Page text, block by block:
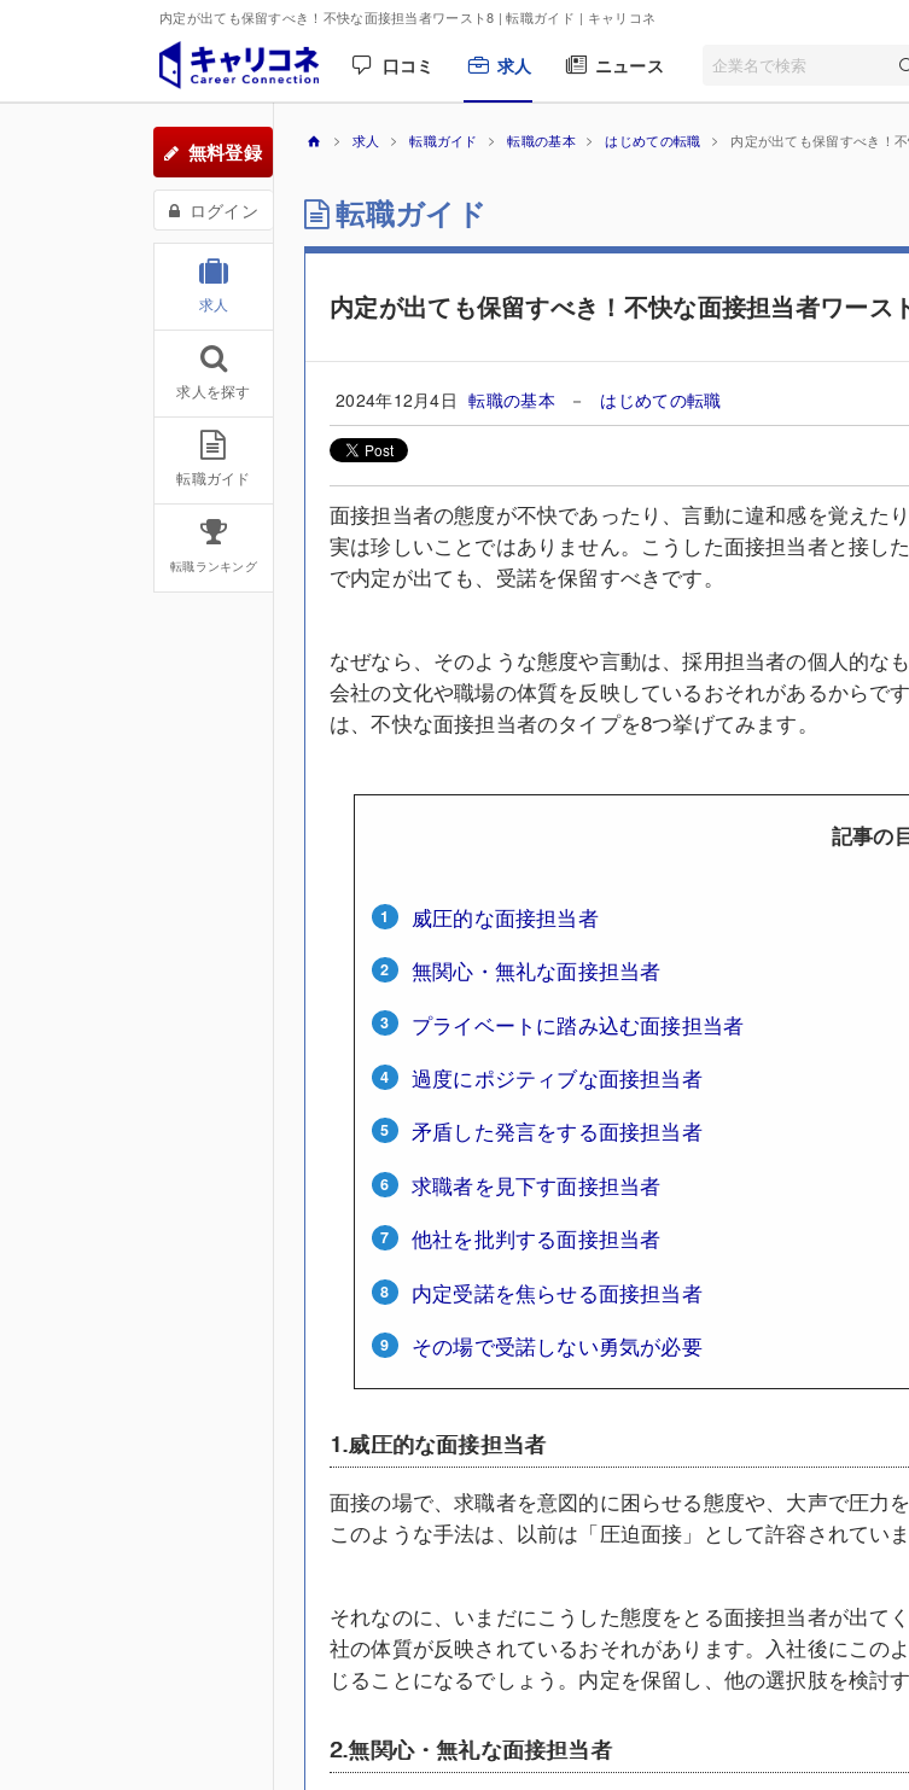
内定が出ても保留すべき！不快な面接担当者ワースト8 | 転職ガイド | キャリコネ
口コミ 求人 ニュース
無料登録
ログイン
求人
求人を探す
転職ガイド
転職ランキング
求人 転職ガイド 転職の基本 はじめての転職 内定が出ても保留すべき！
転職ガイド
内定が出ても保留すべき！不快な面接担当者ワース
2024年12月4日 転職の基本 － はじめての転職
面接担当者の態度が不快であったり、言動に違和感を覚えたり
実は珍しいことではありません。こうした面接担当者と接し
で内定が出ても、受諾を保留すべきです。
なぜなら、そのような態度や言動は、採用担当者の個人的なも
会社の文化や職場の体質を反映しているおそれがあるからで
は、不快な面接担当者のタイプを8つ挙げてみます。
記事の
威圧的な面接担当者
無関心・無礼な面接担当者
プライベートに踏み込む面接担当者
過度にポジティブな面接担当者
矛盾した発言をする面接担当者
求職者を見下す面接担当者
他社を批判する面接担当者
内定受諾を焦らせる面接担当者
その場で受諾しない勇気が必要
1.威圧的な面接担当者
面接の場で、求職者を意図的に困らせる態度や、大声で圧力
このような手法は、以前は「圧迫面接」として許容されてい
それなのに、いまだにこうした態度をとる面接担当者が出て
社の体質が反映されているおそれがあります。入社後にこの
じることになるでしょう。内定を保留し、他の選択肢を検討す
2.無関心・無礼な面接担当者